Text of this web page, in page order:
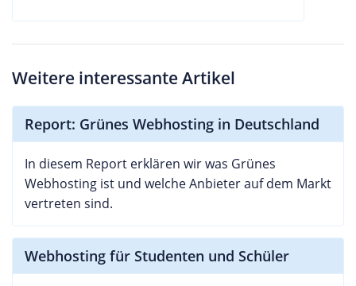
Weitere interessante Artikel
Report: Grünes Webhosting in Deutschland
In diesem Report erklären wir was Grünes
Webhosting ist und welche Anbieter auf dem Markt
vertreten sind.
Webhosting für Studenten und Schüler